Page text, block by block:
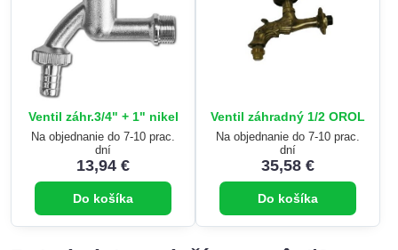
Ventil záhr.3/4" + 1" nikel
Na objednanie do 7-10 prac.
dní
13,94 €
Do košíka
Ventil záhradný 1/2 OROL
Na objednanie do 7-10 prac.
dní
35,58 €
Do košíka